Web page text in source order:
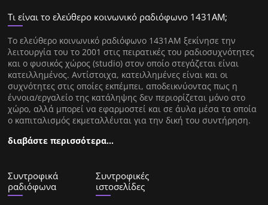
Τι είναι το ελεύθερο κοινωνικό ραδιόφωνο 1431ΑΜ;
Tο ελεύθερο κοινωνικό ραδιόφωνο 1431AM ξεκίνησε την
λειτουργία του το 2001 στις πειρατικές του ραδιοσυχνότητες
και ο φυσικός χώρος (studio) στον οποίο στεγάζεται είναι
κατειλλημένος. Αντίστοιχα, κατειλλημένες είναι και οι
συχνότητες στις οποίες εκπέμπει, αποδεικνύοντας πως η
έννοια/εργαλείο της κατάληψης δεν περιορίζεται μόνο στο
χώρο, αλλά μπορεί να εφαρμοστεί και σε άυλα μέσα τα οποία
ο καπιταλισμός εκμεταλλέυται για την δική του συντήρηση.
διαβάστε περισσότερα…
Συντροφικά
ραδιόφωνα
Συντροφικές
ιστοσελίδες